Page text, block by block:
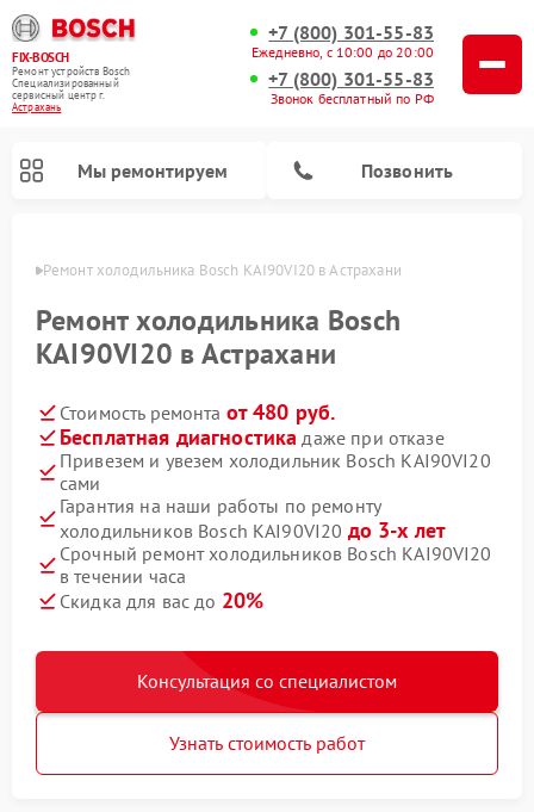
FIX-BOSCH
Ремонт устройств Bosch
Специализированный
cервисный центр г.
Астрахань
+7 (800) 301-55-83
Ежедневно, с 10:00 до 20:00
+7 (800) 301-55-83
Звонок бесплатный по РФ
Мы ремонтируем Позвонить
Ремонт холодильника Bosch KAI90VI20 в Астрахани
Ремонт холодильника Bosch
KAI90VI20 в Астрахани
Стоимость ремонта от 480 руб.
Бесплатная диагностика даже при отказе
Привезем и увезем холодильник Bosch KAI90VI20
сами
Гарантия на наши работы по ремонту
холодильников Bosch KAI90VI20 до 3-х лет
Срочный ремонт холодильников Bosch KAI90VI20
в течении часа
Скидка для вас до 20%
Консультация со специалистом
Узнать стоимость работ